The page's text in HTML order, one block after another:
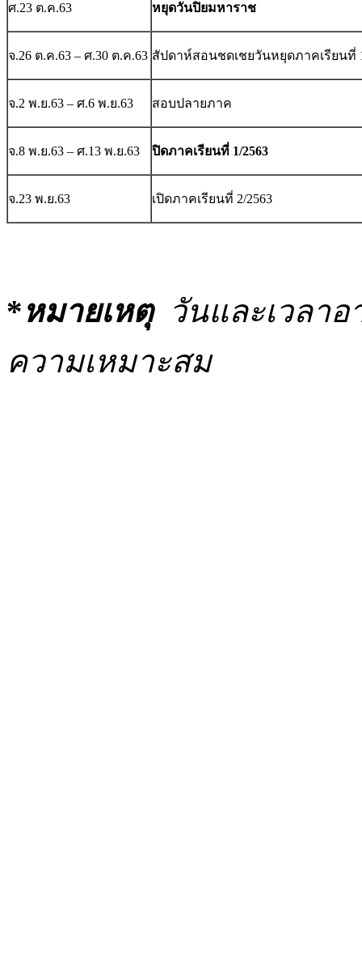
ศ.23 ต.ค.63 หยุดวันปิยมหาราช
จ.26 ต.ค.63 – ศ.30 ต.ค.63 สัปดาห์สอนชดเชยวันหยุดภาคเรียนที่
จ.2 พ.ย.63 – ศ.6 พ.ย.63 สอบปลายภาค
จ.8 พ.ย.63 – ศ.13 พ.ย.63 ปิดภาคเรียนที่ 1/2563
จ.23 พ.ย.63 เปิดภาคเรียนที่ 2/2563
*หมายเหตุวันและเวลาอ
ความเหมาะสม